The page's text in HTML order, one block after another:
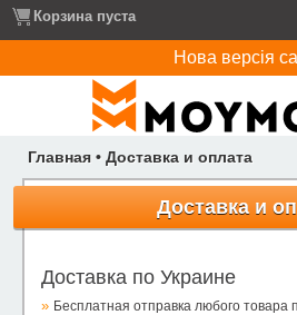
Корзина пуста
Нова версія
Главная • Доставка и оплата
Доставка и
Доставка по Украине
» Бесплатная отправка любого товара